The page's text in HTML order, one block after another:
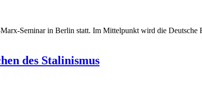
Seminar in Berlin statt. Im Mittelpunkt wird die Deutsche
des Stalinismus